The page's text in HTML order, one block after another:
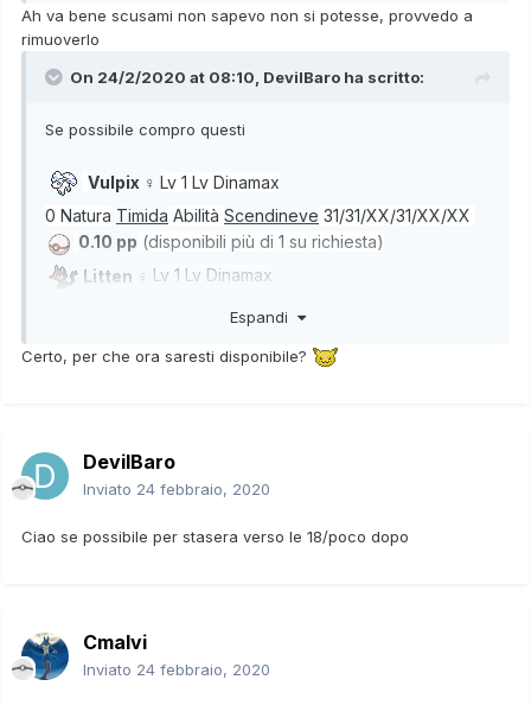
Ah va bene scusami non sapevo non si potesse, provvedo a
rimuoverlo
On 24/2/2020 at 08:10, DevilBaro ha scritto:
Se possibile compro questi
Vulpix ♀ Lv 1 Lv Dinamax
0 Natura Timida Abilità Scendineve 31/31/XX/31/XX/XX
0.10 pp (disponibili più di 1 su richiesta)
Litten ♀ Lv 1 Lv Dinamax
Prepotenza
Espandi
Certo, per che ora saresti disponibile?
DevilBaro
Inviato 24 febbraio, 2020
Ciao se possibile per stasera verso le 18/poco dopo
Cmalvi
Inviato 24 febbraio, 2020